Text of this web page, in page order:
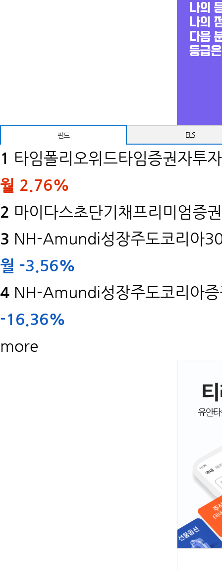
펀드 ELS
1 타임폴리오위드타임증권자투
월 2.76%
2 마이다스초단기채프리미엄증
3 NH-Amundi성장주도코리아
월 -3.56%
4 NH-Amundi성장주도코리아
-16.36%
more